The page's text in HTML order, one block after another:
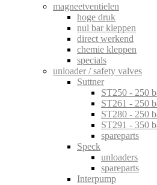
magneetventielen
hoge druk
nul bar kleppen
direct werkend
chemie kleppen
specials
unloader / safety valves
Suttner
ST250 - 250
ST261 - 250
ST280 - 250
ST291 - 350
spareparts
Speck
unloaders
spareparts
Interpump